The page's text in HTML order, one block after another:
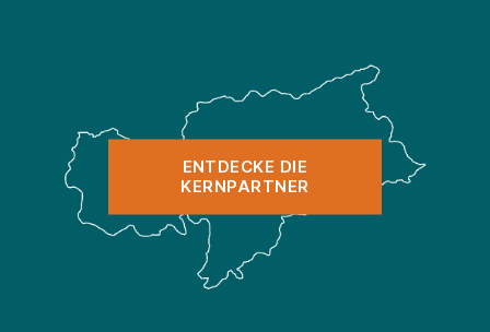
ENTDECKE DIE
KERNPARTNER